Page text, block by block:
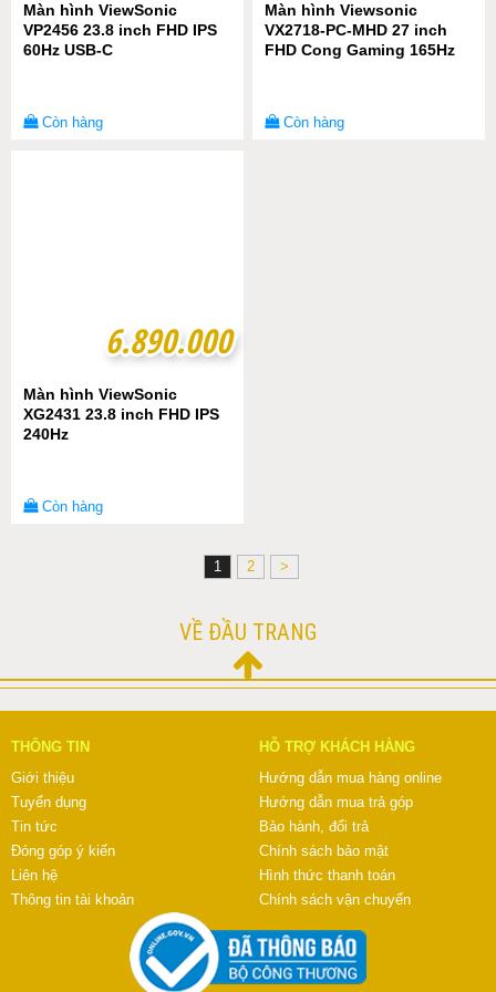
Màn hình ViewSonic
VP2456 23.8 inch FHD IPS
60Hz USB-C
Còn hàng
Màn hình Viewsonic
VX2718-PC-MHD 27 inch
FHD Cong Gaming 165Hz
Còn hàng
6.890.000
6.890.000
Màn hình ViewSonic
XG2431 23.8 inch FHD IPS
240Hz
Còn hàng
1 2 >
VỀ ĐẦU TRANG
THÔNG TIN
Giới thiệu
Tuyển dụng
Tin tức
Đóng góp ý kiến
Liên hệ
Thông tin tài khoản
HỖ TRỢ KHÁCH HÀNG
Hướng dẫn mua hàng online
Hướng dẫn mua trả góp
Bảo hành, đổi trả
Chính sách bảo mật
Hình thức thanh toán
Chính sách vận chuyển